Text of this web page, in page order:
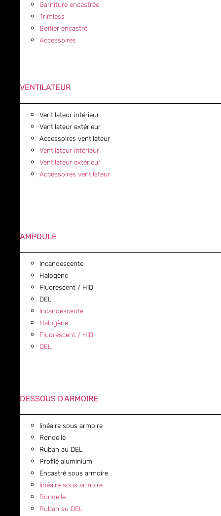
Garniture encastrée
Trimless
Boitier encastré
Accessoires
VENTILATEUR
Ventilateur intérieur
Ventilateur extérieur
Accessoires ventilateur
Ventilateur intérieur
Ventilateur extérieur
Accessoires ventilateur
AMPOULE
Incandescente
Halogène
Fluorescent / HID
DEL
Incandescente
Halogène
Fluorescent / HID
DEL
DESSOUS D'ARMOIRE
linéaire sous armoire
Rondelle
Ruban au DEL
Profilé aluminium
Encastré sous armoire
linéaire sous armoire
Rondelle
Ruban au DEL